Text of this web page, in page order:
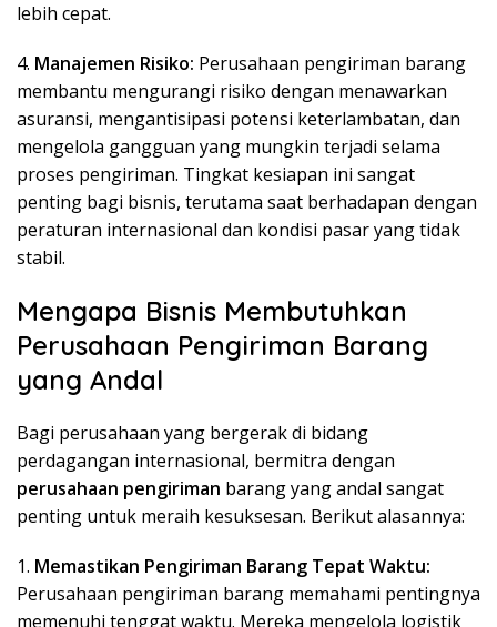
lebih cepat.
4. Manajemen Risiko: Perusahaan pengiriman barang
membantu mengurangi risiko dengan menawarkan
asuransi, mengantisipasi potensi keterlambatan, dan
mengelola gangguan yang mungkin terjadi selama
proses pengiriman. Tingkat kesiapan ini sangat
penting bagi bisnis, terutama saat berhadapan dengan
peraturan internasional dan kondisi pasar yang tidak
stabil.
Mengapa Bisnis Membutuhkan
Perusahaan Pengiriman Barang
yang Andal
Bagi perusahaan yang bergerak di bidang
perdagangan internasional, bermitra dengan
perusahaan pengiriman barang yang andal sangat
penting untuk meraih kesuksesan. Berikut alasannya:
1. Memastikan Pengiriman Barang Tepat Waktu:
Perusahaan pengiriman barang memahami pentingnya
memenuhi tenggat waktu. Mereka mengelola logistik